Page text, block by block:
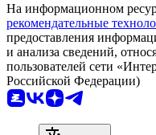
На информационном
рекомендательные
предоставления
и анализа сведений,
пользователей сети
Российской Федерации)